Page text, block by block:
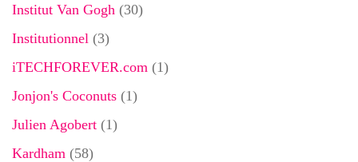
Institut Van Gogh (30)
Institutionnel (3)
iTECHFOREVER.com (1)
Jonjon's Coconuts (1)
Julien Agobert (1)
Kardham (58)